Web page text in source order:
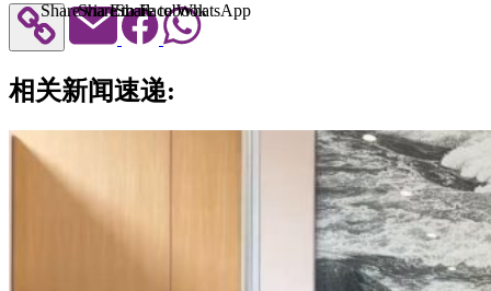
Share via Email
Share to Facebook
Share to WhatsApp
相关新闻速递: